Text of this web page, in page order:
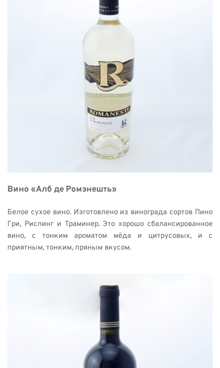
Вино «Алб де Ромэнешть»
Белое сухое вино. Изготовлено из винограда сортов Пино
Гри, Рислинг и Траминер. Это хорошо сбалансированное
вино, с тонким ароматом мёда и цитрусовых, и с
приятным, тонким, пряным вкусом.